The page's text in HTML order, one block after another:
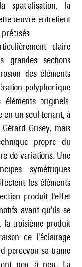
spatialisation, la
œuvre entretient
claire
grandes sections
des éléments
polyphonique
originels.
en un seul tenant, à
Grisey, mais
propre du
de variations. Une
symétriques
les éléments
produit l'effet
avant qu'ils se
la troisième produit
de l'éclairage
percevoir sa trame
peu à peu. La